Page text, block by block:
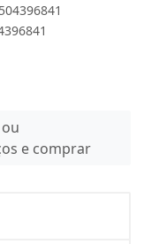
e comprar